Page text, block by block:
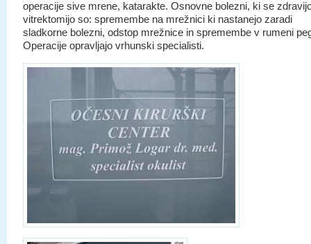
operacije sive mrene, katarakte. Osnovne bolezni, ki se
vitrektomijo so: spremembe na mrežnici ki nastanejo zaradi
sladkorne bolezni, odstop mrežnice in spremembe v rumeni
Operacije opravljajo vrhunski specialisti.